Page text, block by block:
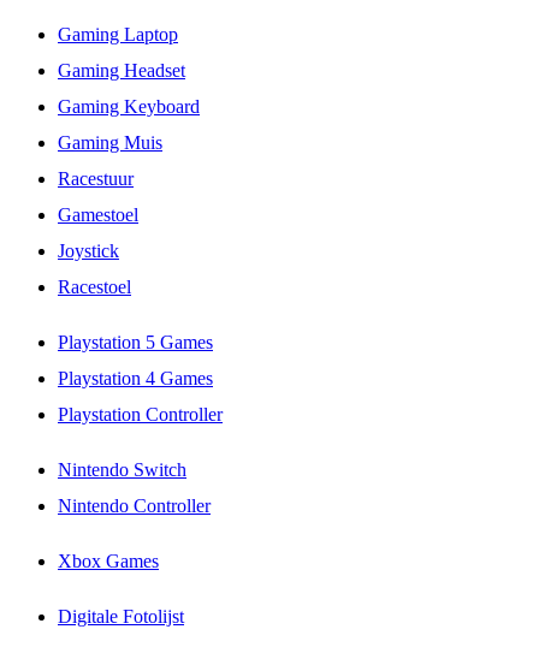
Gaming Laptop
Gaming Headset
Gaming Keyboard
Gaming Muis
Racestuur
Gamestoel
Joystick
Racestoel
Playstation 5 Games
Playstation 4 Games
Playstation Controller
Nintendo Switch
Nintendo Controller
Xbox Games
Digitale Fotolijst